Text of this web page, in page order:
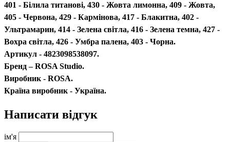
401 - Білила титанові, 430 - Жовта лимонна, 409 - Жовта,
405 - Червона, 429 - Кармінова, 417 - Блакитна, 402 -
Ультрамарин, 414 - Зелена світла, 416 - Зелена темна, 427 -
Вохра світла, 426 - Умбра палена, 403 - Чорна.
Артикул - 4823098538097.
Бренд – ROSA Studio.
Виробник - ROSA.
Країна виробник - Україна.
Написати відгук
ім'я